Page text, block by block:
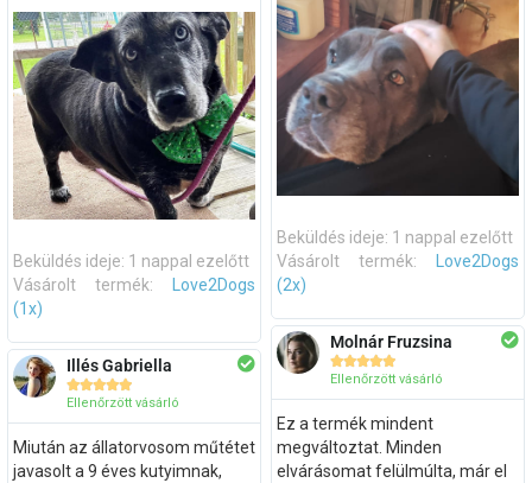
Beküldés ideje: 1 nappal ezelőtt
Vásárolt termék:
Love2Dogs
(1x)
Illés Gabriella

Ellenőrzött vásárló
Miután az állatorvosom műtétet
javasolt a 9 éves kutyimnak,
Beküldés ideje: 1 nappal ezelőtt
Vásárolt termék:
Love2Dogs
(2x)
Molnár Fruzsina

Ellenőrzött vásárló
Ez a termék mindent
megváltoztat. Minden
elvárásomat felülmúlta, már el